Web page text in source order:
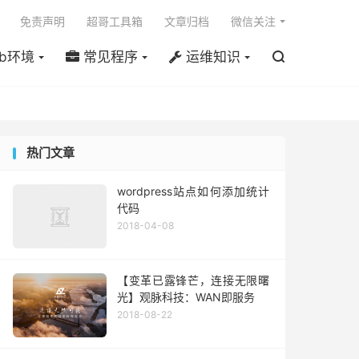
环境 常见程序 运维知识 
免责声明 超哥工具箱 文章归档 微信关注
热门文章
wordpress站点如何添加统计
代码
2018-04-08
【变革已露锋芒，连接无限曙
光】观脉科技：WAN即服务
2018-08-22